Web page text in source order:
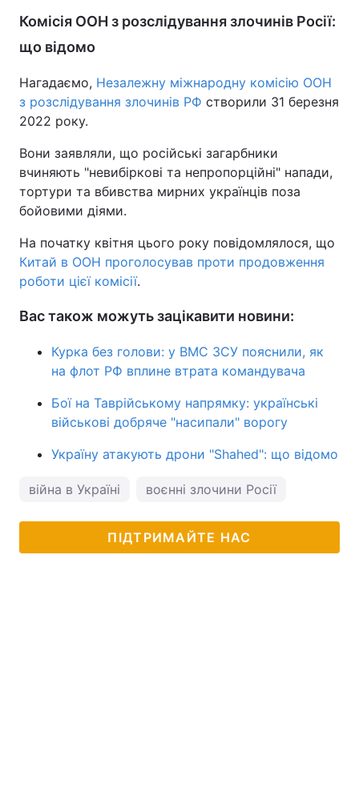
Комісія ООН з розслідування злочинів Росії:
що відомо
Нагадаємо, Незалежну міжнародну комісію ООН
з розслідування злочинів РФ створили 31 березня
2022 року.
Вони заявляли, що російські загарбники
вчиняють "невибіркові та непропорційні" напади,
тортури та вбивства мирних українців поза
бойовими діями.
На початку квітня цього року повідомлялося, що
Китай в ООН проголосував проти продовження
роботи цієї комісії.
Вас також можуть зацікавити новини:
Курка без голови: у ВМС ЗСУ пояснили, як
на флот РФ вплине втрата командувача
Бої на Таврійському напрямку: українські
військові добряче "насипали" ворогу
Україну атакують дрони "Shahed": що відомо
війна в Україні воєнні злочини Росії
ПІДТРИМАЙТЕ НАС